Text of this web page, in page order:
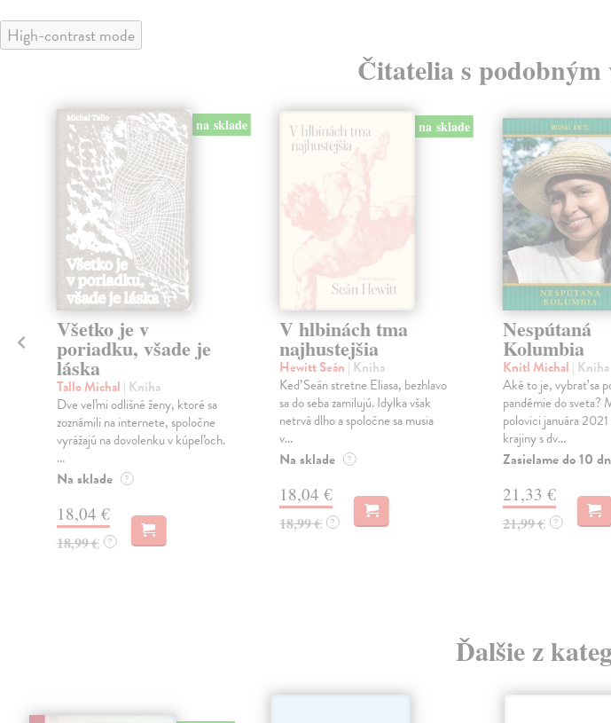
High-contrast mode
Čitatelia s
na sklade
Všetko je v
poriadku, všade je
láska
Tallo Michal | Kniha
Dve veľmi odlišné ženy, ktoré sa
zoznámili na internete, spoločne
vyrážajú na dovolenku v kúpeľoch.
...
Na sklade ?
18,04 €
18,99 € ?
na sklade
V hlbinách tma
najhustejšia
Hewitt Seán | Kniha
Keď Seán stretne Eliasa, bezhlavo
sa do seba zamilujú. Idylka však
netrvá dlho a spoločne sa musia
v...
Na sklade ?
18,04 €
18,99 € ?
Nespútaná
Kolumbia
Knitl Michal | Kniha
Aké to je, vybrať sa
pandémie do sveta?
polovici januára
krajiny s dv...
Zasielame do 10
21,33 €
21,99 € ?
Ďalšie z